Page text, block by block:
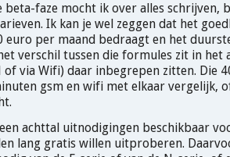
beta-faze mocht ik over alles schrijven,
Ik kan je wel zeggen dat het
euro per maand bedraagt en het
verschil tussen die formules zit in het
of via Wifi) daar inbegrepen zitten. Die
gsm en wifi met elkaar vergelijk,
achttal uitnodigingen beschikbaar
lang gratis willen uitproberen.